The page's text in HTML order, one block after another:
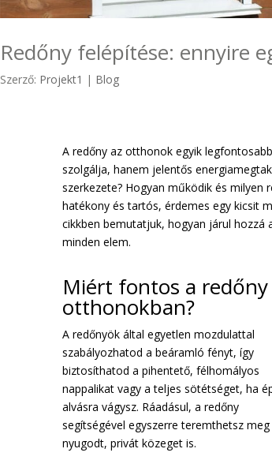
Redőny felépítése: ennyire
Szerző: Projekt1 | Blog
A redőny az otthonok egyik
szolgálja, hanem jelentős
szerkezete? Hogyan működik és milyen
hatékony és tartós, érdemes egy kicsit
cikkben bemutatjuk, hogyan járul hozzá
minden elem.
Miért fontos a redőny
otthonokban?
A redőnyök által egyetlen mozdulattal
szabályozhatod a beáramló fényt, így
biztosíthatod a pihentető, félhomályos
nappalikat vagy a teljes sötétséget, ha
alvásra vágysz. Ráadásul, a redőny
segítségével egyszerre teremthetsz meg
nyugodt, privát közeget is.